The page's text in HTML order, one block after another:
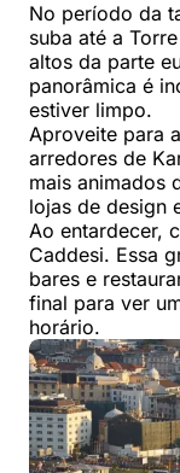
No período da
suba até a
altos da parte
panorâmica é
estiver limpo.
Aproveite para
arredores de
mais animados
lojas de design
Ao entardecer,
Caddesi. Essa
bares e
final para ver
horário.